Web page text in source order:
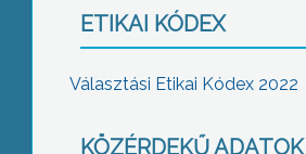
ETIKAI KÓDEX
Választási Etikai Kódex 2022
KÖZÉRDEKŰ ADATOK